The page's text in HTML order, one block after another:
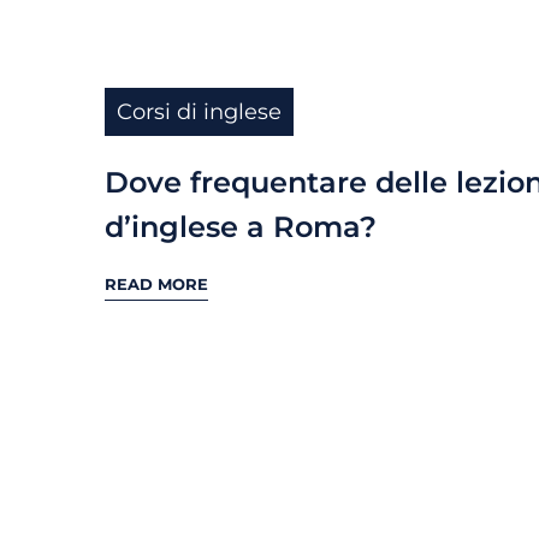
Corsi di inglese
Dove frequentare delle
d’inglese a Roma?
READ MORE